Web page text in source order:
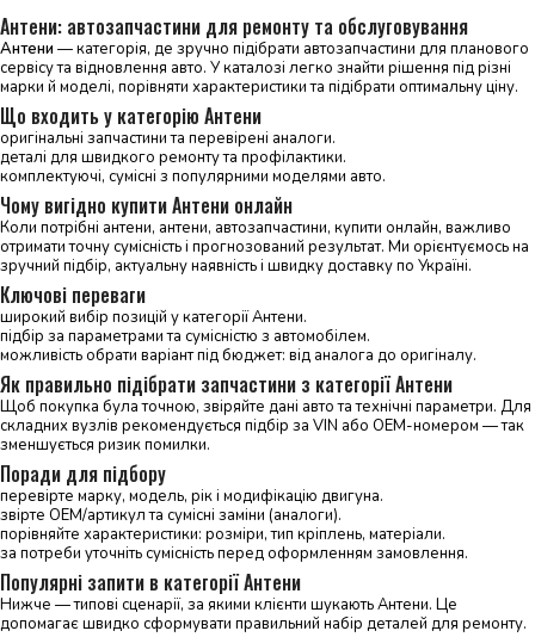
Антени: автозапчастини для ремонту та обслуговування
Антени — категорія, де зручно підібрати автозапчастини для планового
сервісу та відновлення авто. У каталозі легко знайти рішення під різні
марки й моделі, порівняти характеристики та підібрати оптимальну ціну.
Що входить у категорію Антени
оригінальні запчастини та перевірені аналоги.
деталі для швидкого ремонту та профілактики.
комплектуючі, сумісні з популярними моделями авто.
Чому вигідно купити Антени онлайн
Коли потрібні антени, антени, автозапчастини, купити онлайн, важливо
отримати точну сумісність і прогнозований результат. Ми орієнтуємось на
зручний підбір, актуальну наявність і швидку доставку по Україні.
Ключові переваги
широкий вибір позицій у категорії Антени.
підбір за параметрами та сумісністю з автомобілем.
можливість обрати варіант під бюджет: від аналога до оригіналу.
Як правильно підібрати запчастини з категорії Антени
Щоб покупка була точною, звіряйте дані авто та технічні параметри. Для
складних вузлів рекомендується підбір за VIN або OEM-номером — так
зменшується ризик помилки.
Поради для підбору
перевірте марку, модель, рік і модифікацію двигуна.
звірте OEM/артикул та сумісні заміни (аналоги).
порівняйте характеристики: розміри, тип кріплень, матеріали.
за потреби уточніть сумісність перед оформленням замовлення.
Популярні запити в категорії Антени
Нижче — типові сценарії, за якими клієнти шукають Антени. Це
допомагає швидко сформувати правильний набір деталей для ремонту.